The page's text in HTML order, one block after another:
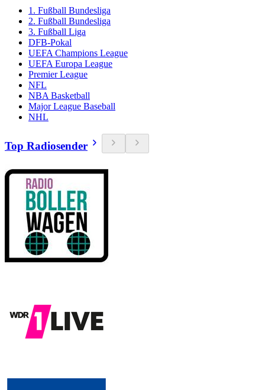
1. Fußball Bundesliga
2. Fußball Bundesliga
3. Fußball Liga
DFB-Pokal
UEFA Champions League
UEFA Europa League
Premier League
NFL
NBA Basketball
Major League Baseball
NHL
Top Radiosender